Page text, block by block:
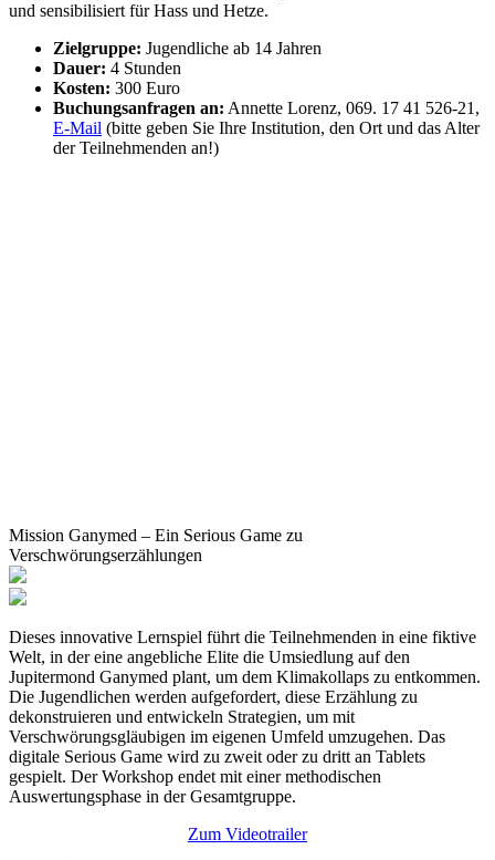
und sensibilisiert für Hass und Hetze.
Zielgruppe: Jugendliche ab 14 Jahren
Dauer: 4 Stunden
Kosten: 300 Euro
Buchungsanfragen an: Annette Lorenz, 069. 17 41 526-21,
E-Mail (bitte geben Sie Ihre Institution, den Ort und das Alter
der Teilnehmenden an!)
Mission Ganymed – Ein Serious Game zu
Verschwörungserzählungen
Dieses innovative Lernspiel führt die Teilnehmenden in eine fiktive
Welt, in der eine angebliche Elite die Umsiedlung auf den
Jupitermond Ganymed plant, um dem Klimakollaps zu entkommen.
Die Jugendlichen werden aufgefordert, diese Erzählung zu
dekonstruieren und entwickeln Strategien, um mit
Verschwörungsgläubigen im eigenen Umfeld umzugehen. Das
digitale Serious Game wird zu zweit oder zu dritt an Tablets
gespielt. Der Workshop endet mit einer methodischen
Auswertungsphase in der Gesamtgruppe.
Zum Videotrailer